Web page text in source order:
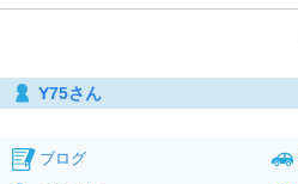
Y75さん
ブログ